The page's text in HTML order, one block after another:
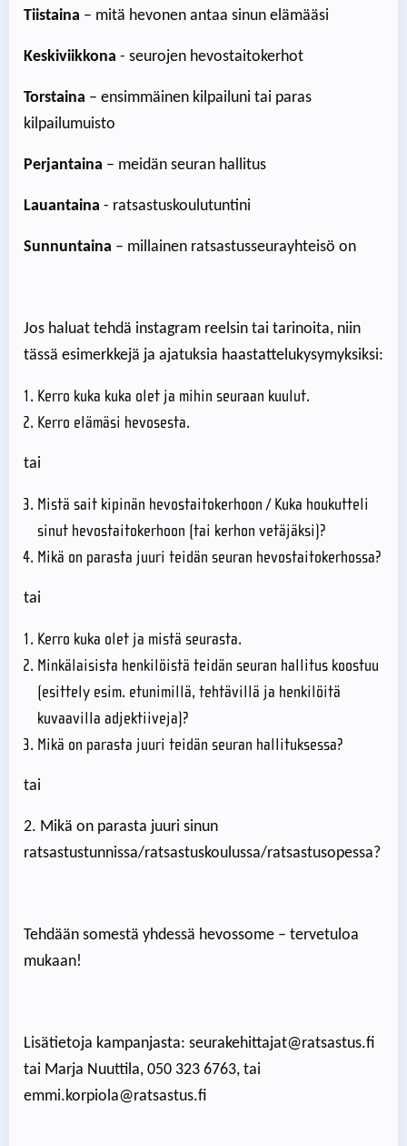
Tiistaina – mitä hevonen antaa sinun elämääsi
Keskiviikkona - seurojen hevostaitokerhot
Torstaina – ensimmäinen kilpailuni tai paras
kilpailumuisto
Perjantaina – meidän seuran hallitus
Lauantaina - ratsastuskoulutuntini
Sunnuntaina – millainen ratsastusseurayhteisö on
Jos haluat tehdä instagram reelsin tai tarinoita, niin
tässä esimerkkejä ja ajatuksia haastattelukysymyksiksi:
Kerro kuka kuka olet ja mihin seuraan kuulut.
Kerro elämäsi hevosesta.
tai
Mistä sait kipinän hevostaitokerhoon / Kuka houkutteli
sinut hevostaitokerhoon (tai kerhon vetäjäksi)?
Mikä on parasta juuri teidän seuran hevostaitokerhossa?
tai
Kerro kuka olet ja mistä seurasta.
Minkälaisista henkilöistä teidän seuran hallitus koostuu
(esittely esim. etunimillä, tehtävillä ja henkilöitä
kuvaavilla adjektiiveja)?
Mikä on parasta juuri teidän seuran hallituksessa?
tai
2. Mikä on parasta juuri sinun
ratsastustunnissa/ratsastuskoulussa/ratsastusopessa?
Tehdään somestä yhdessä hevossome – tervetuloa
mukaan!
Lisätietoja kampanjasta: seurakehittajat@ratsastus.fi
tai Marja Nuuttila, 050 323 6763, tai
emmi.korpiola@ratsastus.fi